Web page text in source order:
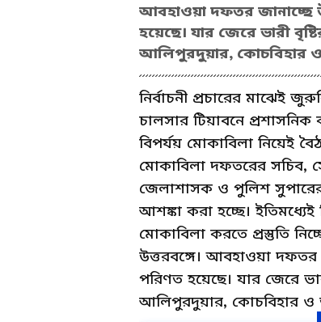
আবহাওয়া দফতর জানাচ্ছে
হয়েছে। যার জেরে ভারী
আলিপুরদুয়ার, কোচবিহার
নির্বাচনী প্রচারের মাঝেই
চালসার টিয়াবনে প্রশাসনিক
বিপর্যয় মোকাবিলা নিয়েই
মোকাবিলা দফতরের সচিব,
জেলাশাসক ও পুলিশ
আশঙ্কা করা হচ্ছে।
মোকাবিলা করতে প্রস্তুতি
উত্তরবঙ্গে। আবহাওয়া দফতর
পরিণত হয়েছে। যার জেরে
আলিপুরদুয়ার, কোচবিহার ও